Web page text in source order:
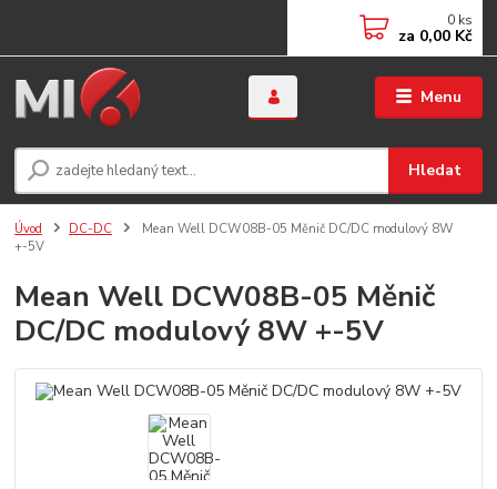
Menu
Hledat
0 ks
za 0,00 Kč
Úvod DC-DC
Mean Well DCW08B-05 Měnič DC/DC modulový 8W
+-5V
Mean Well DCW08B-05 Měnič
DC/DC modulový 8W +-5V